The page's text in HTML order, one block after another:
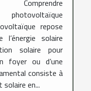
repose
solaire
solaire pour
foyer ou d’une
consiste à
en...